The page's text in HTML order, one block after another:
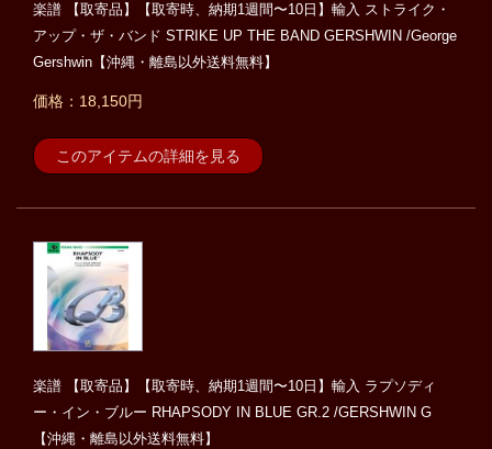
楽譜 【取寄品】【取寄時、納期1週間〜10日】輸入 ストライク・
アップ・ザ・バンド STRIKE UP THE BAND GERSHWIN /George
Gershwin【沖縄・離島以外送料無料】
価格：18,150円
このアイテムの詳細を見る
楽譜 【取寄品】【取寄時、納期1週間〜10日】輸入 ラプソディ
ー・イン・ブルー RHAPSODY IN BLUE GR.2 /GERSHWIN G
【沖縄・離島以外送料無料】